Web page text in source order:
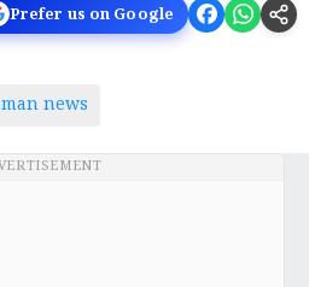
Prefer us on Google
news